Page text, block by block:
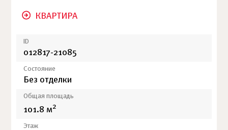
КВАРТИРА
ID
012817-21085
Состояние
Без отделки
Общая площадь
101.8 м2
Этаж